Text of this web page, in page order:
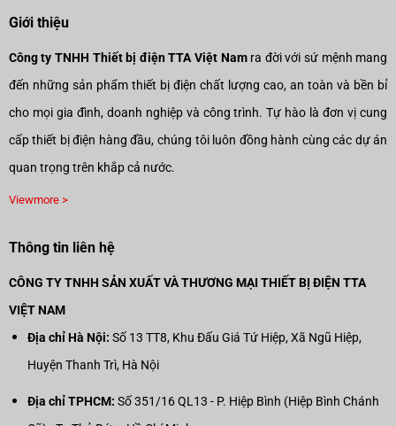
Giới thiệu
Công ty TNHH Thiết bị điện TTA Việt Namra đời với sứ mệnh mang
đến những sản phẩm thiết bị điện chất lượng cao, an toàn và bền bỉ
cho mọi gia đình, doanh nghiệp và công trình. Tự hào là đơn vị cung
cấp thiết bị điện hàng đầu, chúng tôi luôn đồng hành cùng các dự án
quan trọng trên khắp cả nước.
Viewmore >
Thông tin liên hệ
CÔNG TY TNHH SẢN XUẤT VÀ THƯƠNG MẠI THIẾT BỊ ĐIỆN TTA
VIỆT NAM
Địa chỉ Hà Nội: Số 13 TT8, Khu Đấu Giá Tứ Hiệp, Xã Ngũ Hiệp,
Huyện Thanh Trì, Hà Nội
Địa chỉ TPHCM: Số 351/16 QL13 - P. Hiệp Bình (Hiệp Bình Chánh